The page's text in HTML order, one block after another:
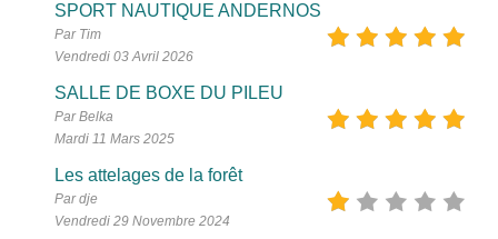
SPORT NAUTIQUE ANDERNOS
Par Tim
Vendredi 03 Avril 2026
SALLE DE BOXE DU PILEU
Par Belka
Mardi 11 Mars 2025
Les attelages de la forêt
Par dje
Vendredi 29 Novembre 2024